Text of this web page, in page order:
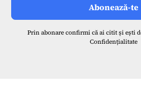
Prin abonare confirmi că ai citit și ești
Confidențialitate